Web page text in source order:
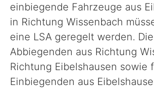
einbiegende Fahrzeuge aus
in Richtung Wissenbach
eine LSA geregelt werden.
Abbiegenden aus Richtung
Richtung Eibelshausen sowie
Einbiegenden aus